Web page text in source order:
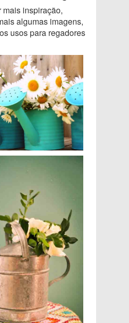
mais inspiração,
algumas imagens,
usos para regadores